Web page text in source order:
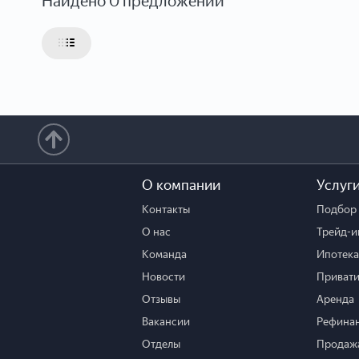
О компании
Контакты
О нас
Команда
Новости
Отзывы
Вакансии
Отделы
Подбор
Трейд-
Ипотека
Аренда